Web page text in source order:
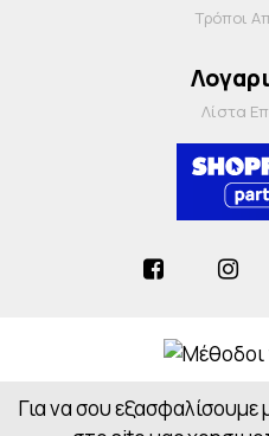
Τρόποι
Λίστα
Anosiapharmacy ©
Για να σου εξασφαλίσουμε